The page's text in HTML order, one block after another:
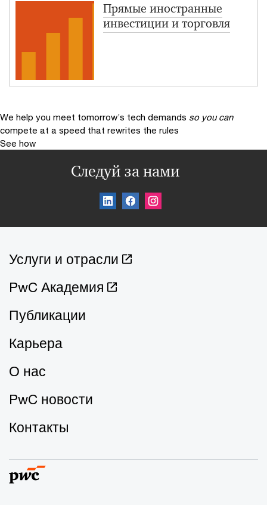
Прямые иностранные
инвестиции и торговля
We help you meet tomorrow’s tech demands so you can
compete at a speed that rewrites the rules
See how
Следуй за нами
Услуги и отрасли
PwC Академия
Публикации
Карьера
О нас
PwC новости
Контакты